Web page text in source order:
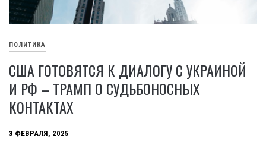
ПОЛИТИКА
США ГОТОВЯТСЯ К ДИАЛОГУ С УКРАИНОЙ
И РФ – ТРАМП О СУДЬБОНОСНЫХ
КОНТАКТАХ
3 ФЕВРАЛЯ, 2025